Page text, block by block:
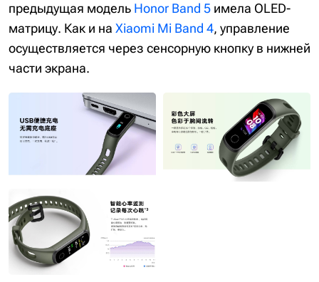
предыдущая модель Honor Band 5 имела OLED-
матрицу. Как и на Xiaomi Mi Band 4, управление
осуществляется через сенсорную кнопку в нижней
части экрана.